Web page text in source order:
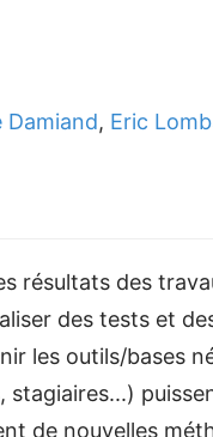
Damiand, Eric
résultats des
des tests et
les outils/bases
de nouvelles